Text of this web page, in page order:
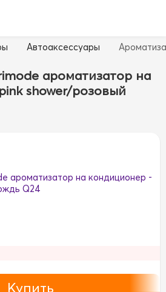
Автоаксессуары
ароматизатор на
shower/розовый